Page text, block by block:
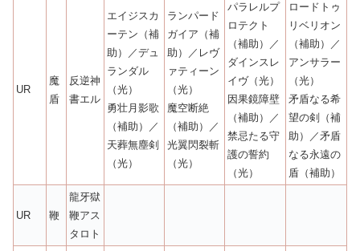
UR
魔
盾
反逆神
書エル
エイジスカ
ーテン（補
助）／デュ
ランダル
（光）
勇壮月影歌
（補助）／
天葬無塵剣
（光）
ランパード
ガイア（補
助）／レヴ
ァティーン
（光）
魔空断絶
（補助）／
光翼閃裂斬
（光）
パラレルプ
ロテクト
（補助）／
ダインスレ
イヴ（光）
因果鏡障壁
（補助）／
禁忌たる守
護の誓約
（光）
ロードトゥ
リベリオン
（補助）／
アンサラー
（光）
矛盾なる希
望の剣（補
助）／矛盾
なる永遠の
盾（補助）
UR 鞭
龍牙獄
鞭アス
タロト